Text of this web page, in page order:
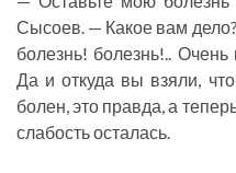
Сысоев. — Какое вам
болезнь! болезнь!..
Да и откуда вы взяли,
болен, это правда, а
слабость осталась.